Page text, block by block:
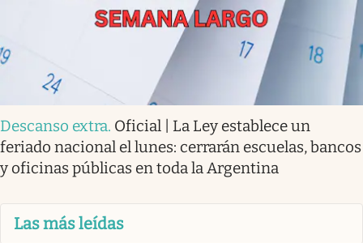
Descanso extra. Oficial | La Ley establece un
feriado nacional el lunes: cerrarán escuelas, bancos
y oficinas públicas en toda la Argentina
Las más leídas